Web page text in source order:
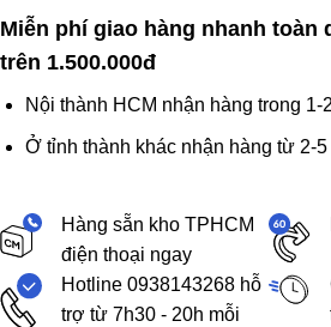
Miễn phí giao hàng nhanh toàn
trên 1.500.000đ
Nội thành HCM nhận hàng trong 1-
Ở tỉnh thành khác nhận hàng từ 2-5
Hàng sẵn kho TPHCM
điện thoại ngay
Hotline 0938143268 hỗ
trợ từ 7h30 - 20h mỗi